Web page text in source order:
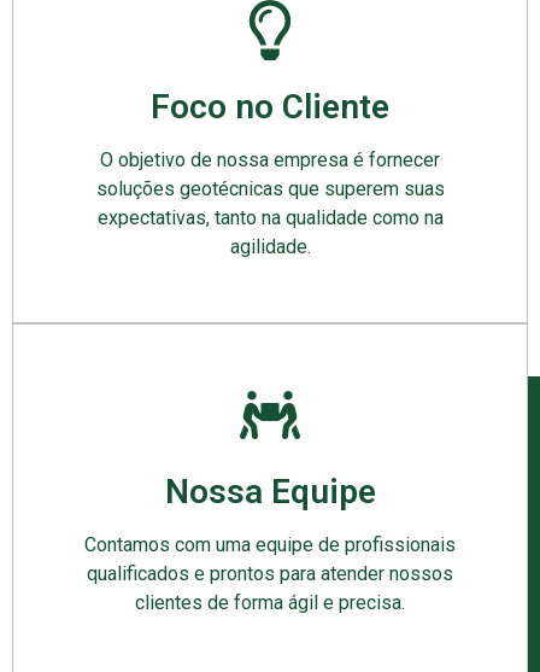
Foco no Cliente
O objetivo de nossa empresa é fornecer
soluções geotécnicas que superem suas
expectativas, tanto na qualidade como na
agilidade.
Nossa Equipe
Contamos com uma equipe de profissionais
qualificados e prontos para atender nossos
clientes de forma ágil e precisa.